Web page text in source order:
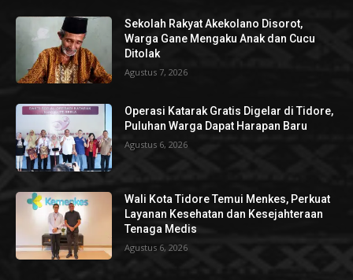
Sekolah Rakyat Akekolano Disorot,
Warga Gane Mengaku Anak dan Cucu
Ditolak
Agustus 7, 2026
Operasi Katarak Gratis Digelar di Tidore,
Puluhan Warga Dapat Harapan Baru
Agustus 6, 2026
Wali Kota Tidore Temui Menkes, Perkuat
Layanan Kesehatan dan Kesejahteraan
Tenaga Medis
Agustus 6, 2026